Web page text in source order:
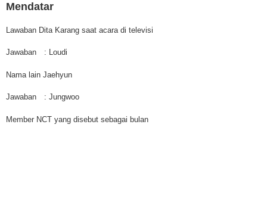
Mendatar
Lawaban Dita Karang saat acara di televisi
Jawaban : Loudi
Nama lain Jaehyun
Jawaban : Jungwoo
Member NCT yang disebut sebagai bulan